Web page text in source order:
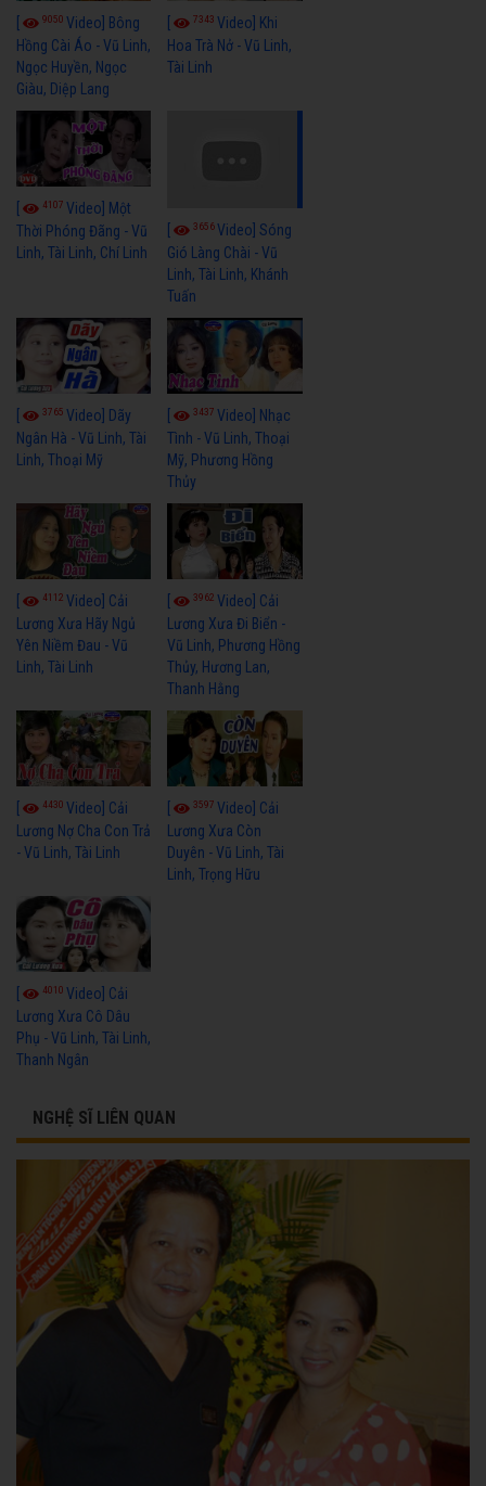
9050 Video] Bông
Hồng Cài Áo - Vũ Linh,
Ngọc Huyền, Ngọc
Giàu, Diệp Lang
7343Video] Khi
Hoa Trà Nở - Vũ Linh,
Tài Linh
4107 Video] Một
Thời Phóng Đãng - Vũ
Linh, Tài Linh, Chí Linh
3656Video] Sóng
Gió Làng Chài - Vũ
Linh, Tài Linh, Khánh
Tuấn
3765 Video] Dãy
Ngân Hà - Vũ Linh, Tài
Linh, Thoại Mỹ
3437Video] Nhạc
Tình - Vũ Linh, Thoại
Mỹ, Phương Hồng
Thủy
4112 Video] Cải
Lương Xưa Hãy Ngủ
Yên Niềm Đau - Vũ
Linh, Tài Linh
3962Video] Cải
Lương Xưa Đi Biển -
Vũ Linh, Phương Hồng
Thủy, Hương Lan,
Thanh Hằng
4430 Video] Cải
Lương Nợ Cha Con Trả
- Vũ Linh, Tài Linh
3597Video] Cải
Lương Xưa Còn
Duyên - Vũ Linh, Tài
Linh, Trọng Hữu
4010 Video] Cải
Lương Xưa Cô Dâu
Phụ - Vũ Linh, Tài Linh,
Thanh Ngân
NGHỆ SĨ LIÊN QUAN